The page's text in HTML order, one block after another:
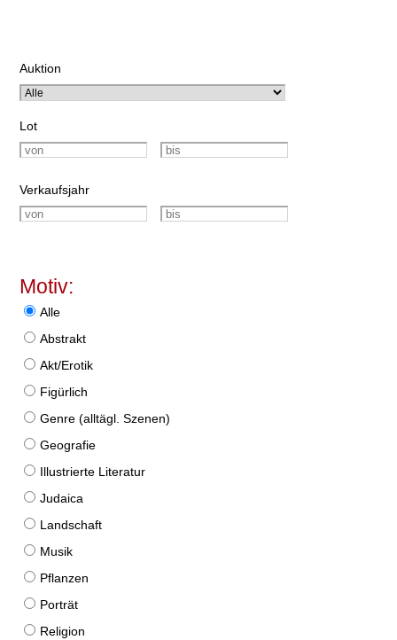
Auktion
Lot
Verkaufsjahr
Motiv:
Alle
Abstrakt
Akt/Erotik
Figürlich
Genre (alltägl. Szenen)
Geografie
Illustrierte Literatur
Judaica
Landschaft
Musik
Pflanzen
Porträt
Religion